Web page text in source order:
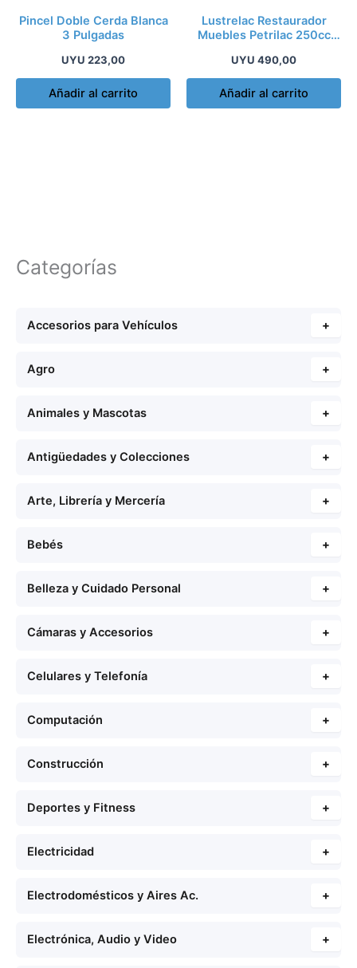
Categorías
Accesorios para Vehículos +
Agro +
Animales y Mascotas +
Antigüedades y Colecciones +
Arte, Librería y Mercería +
Bebés +
Belleza y Cuidado Personal +
Cámaras y Accesorios +
Celulares y Telefonía +
Computación +
Construcción +
Deportes y Fitness +
Electricidad +
Electrodomésticos y Aires Ac. +
Electrónica, Audio y Video +
Pincel Doble Cerda Blanca
3 Pulgadas
UYU 223,00
Añadir al carrito
Lustrelac Restaurador
Muebles Petrilac 250cc
UYU 490,00
Añadir al carrito